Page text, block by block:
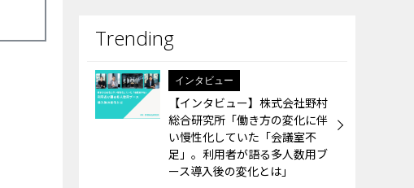
インタビュー
【インタビュー】株式会社野村
総合研究所「働き方の変化に伴
い慢性化していた「会議室不
足」。利用者が語る多人数用ブ
ース導入後の変化とは」